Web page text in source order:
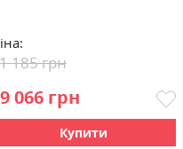
066 грн
185 грн
Купити